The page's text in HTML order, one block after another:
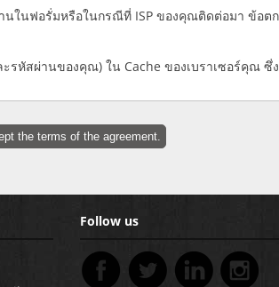
ในฟอรั่มหรือในกรณีที่ ISP ของคุณติดต่อมา ข้อต
สผ่านของคุณ) ใน Cache ของเบราเซอร์คุณ ซึ่
Follow us